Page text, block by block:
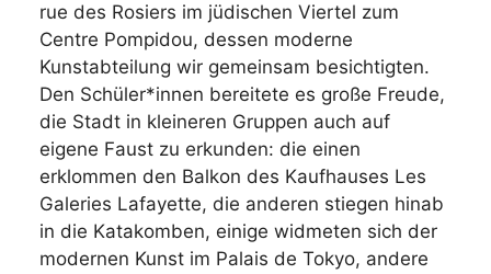
rue des Rosiers im jüdischen Viertel zum
Centre Pompidou, dessen moderne
Kunstabteilung wir gemeinsam besichtigten.
Den Schüler*innen bereitete es große Freude,
die Stadt in kleineren Gruppen auch auf
eigene Faust zu erkunden: die einen
erklommen den Balkon des Kaufhauses Les
Galeries Lafayette, die anderen stiegen hinab
in die Katakomben, einige widmeten sich der
modernen Kunst im Palais de Tokyo, andere